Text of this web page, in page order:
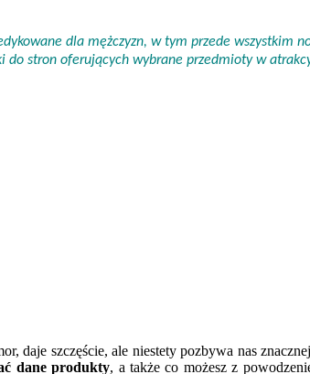
dla mężczyzn, w tym przede
stron oferujących wybrane przedmioty w
daje szczęście, ale niestety pozbywa nas
dane produkty, a także co możesz z